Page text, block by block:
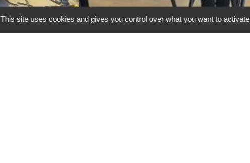
This site uses cookies and gives you control over what you want to activate